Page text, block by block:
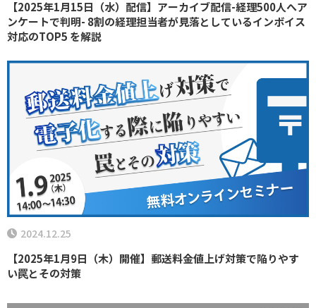
【2025年1月15日（水）配信】アーカイブ配信-経理500人へア
ンケートで判明- 8割の経理担当者が見落としているインボイス
対応のTOP5 を解説
【2025年1月9日（木）開催】郵送料金値上げ対策で陥りやす
い罠とその対策
2024.12.25